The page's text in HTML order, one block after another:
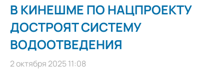
В КИНЕШМЕ ПО НАЦПРОЕКТУ
ДОСТРОЯТ СИСТЕМУ
ВОДООТВЕДЕНИЯ
2 октября 2025 11:08